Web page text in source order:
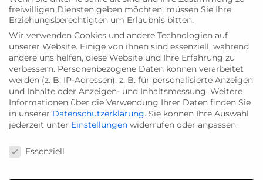
freiwilligen Diensten geben möchten, müssen Sie Ihre
Erziehungsberechtigten um Erlaubnis bitten.
Wir verwenden Cookies und andere Technologien auf
unserer Website. Einige von ihnen sind essenziell, während
andere uns helfen, diese Website und Ihre Erfahrung zu
verbessern. Personenbezogene Daten können verarbeitet
werden (z. B. IP-Adressen), z. B. für personalisierte Anzeigen
und Inhalte oder Anzeigen- und Inhaltsmessung. Weitere
Informationen über die Verwendung Ihrer Daten finden Sie
in unserer Datenschutzerklärung. Sie können Ihre Auswahl
jederzeit unter Einstellungen widerrufen oder anpassen.
Essenziell